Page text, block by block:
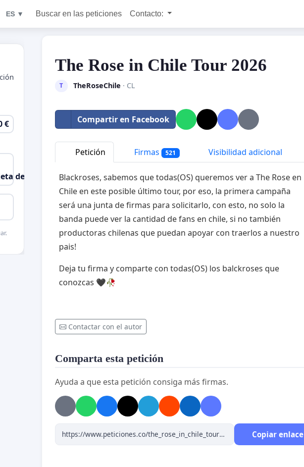
ES ▼ Buscar en las peticiones Contacto:
The Rose in Chile Tour 2026
T TheRoseChile · CL
Compartir en Facebook
Petición Firmas 521 Visibilidad adicional
Blackroses, sabemos que todas(OS) queremos ver a The Rose en
Chile en este posible último tour, por eso, la primera campaña
será una junta de firmas para solicitarlo, con esto, no solo la
banda puede ver la cantidad de fans en chile, si no también
productoras chilenas que puedan apoyar con traerlos a nuestro
pais!
Deja tu firma y comparte con todas(OS) los balckroses que
conozcas 🖤🥀
Contactar con el autor
Comparta esta petición
Ayuda a que esta petición consiga más firmas.
Copiar enlace
€
de crédito